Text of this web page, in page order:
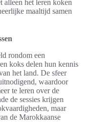
alleen het leren koken
maaltijd samen
rondom een
koks delen hun kennis
het land. De sfeer
waardoor
te leren over de
de sessies krijgen
maar
de Marokkaanse